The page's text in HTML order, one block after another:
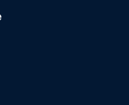
as 7:00 e as 10:30
à internet com
de limusinas.